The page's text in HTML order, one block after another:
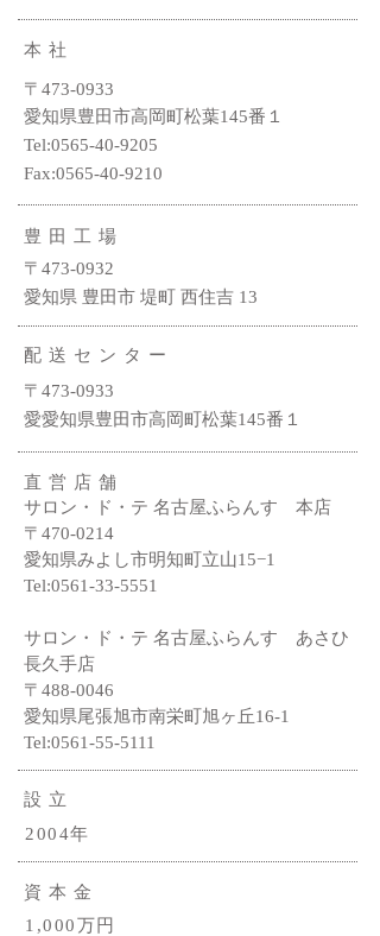
本社
〒473-0933
愛知県豊田市高岡町松葉145番１
Tel:0565-40-9205
Fax:0565-40-9210
豊田工場
〒473-0932
愛知県 豊田市 堤町 西住吉 13
配送センター
〒473-0933
愛愛知県豊田市高岡町松葉145番１
直営店舗
サロン・ド・テ 名古屋ふらんす 本店
〒470-0214
愛知県みよし市明知町立山15−1
Tel:0561-33-5551
サロン・ド・テ 名古屋ふらんす あさひ
長久手店
〒488-0046
愛知県尾張旭市南栄町旭ヶ丘16-1
​Tel:0561-55-5111
設立
2004年
資本金
1,000万円